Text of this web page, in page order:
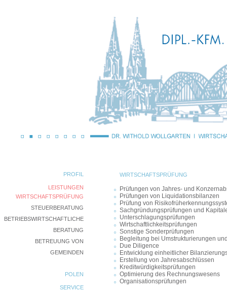
PROFIL
LEISTUNGEN
WIRTSCHAFTSPRÜFUNG
STEUERBERATUNG
BETRIEBSWIRTSCHAFTLICHE
BERATUNG
BETREUUNG VON
GEMEINDEN
POLEN
SERVICE
WIRTSCHAFTSPRÜFUNG
Prüfungen von Jahres- und
Prüfungen von Liquidationsbilanzen
Prüfung von
Sachgründungsprüfungen und
Unterschlagungsprüfungen
Wirtschaftlichkeitsprüfungen
Sonstige Sonderprüfungen
Begleitung bei Umstrukturierungen
Due Diligence
Entwicklung einheitlicher
Erstellung von Jahresabschlüssen
Kreditwürdigkeitsprüfungen
Optimierung des Rechnungswesens
Organisationsprüfungen